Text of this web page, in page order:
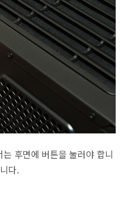
후면에 버튼을 눌러야 합니
다.